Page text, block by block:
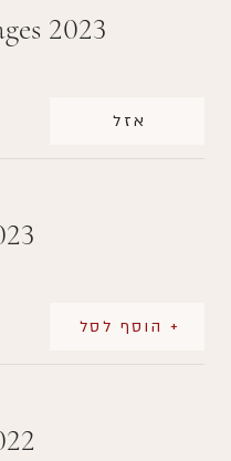
2023
אזל
+ הוסף לסל